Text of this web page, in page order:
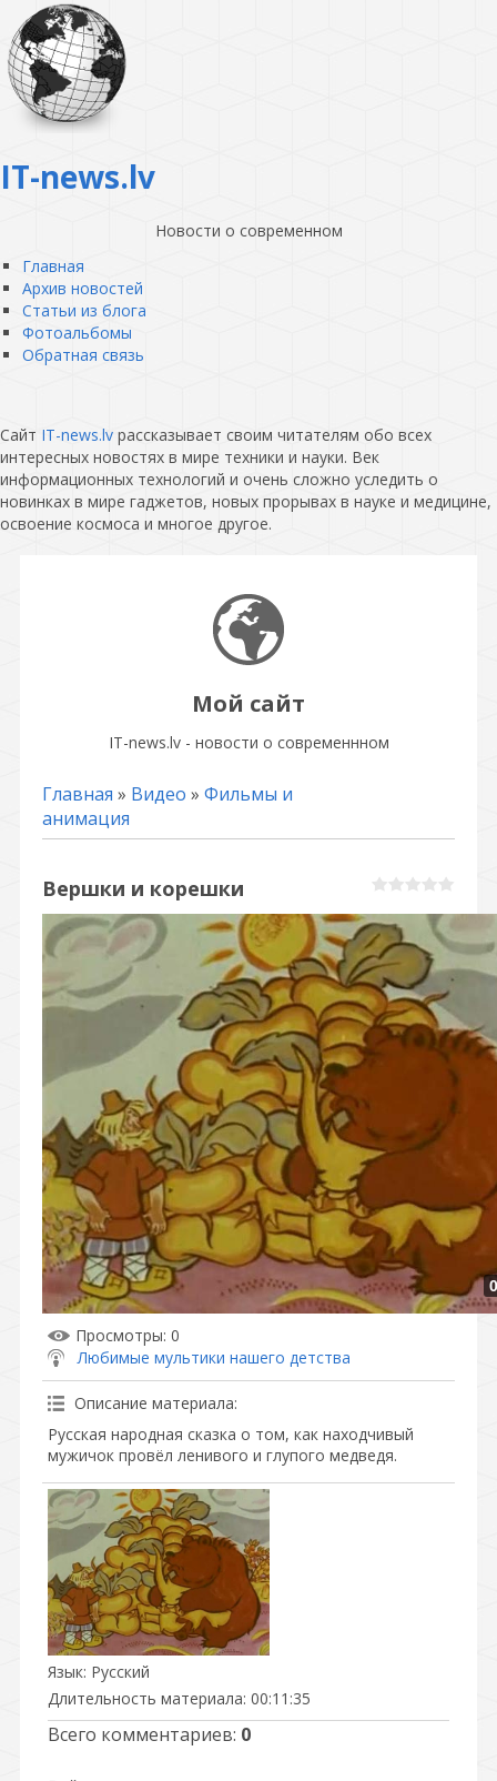
IT-news.lv
Новости о современном
Главная
Архив новостей
Статьи из блога
Фотоальбомы
Обратная связь
Сайт IT-news.lv рассказывает своим читателям обо всех
интересных новостях в мире техники и науки. Век
информационных технологий и очень сложно уследить о
новинках в мире гаджетов, новых прорывах в науке и медицине,
освоение космоса и многое другое.
Мой сайт
IT-news.lv - новости о современнном
Главная » Видео » Фильмы и
анимация
Вершки и корешки
Просмотры: 0
Любимые мультики нашего детства
Описание материала:
Русская народная сказка о том, как находчивый
мужичок провёл ленивого и глупого медведя.
Язык: Русский
Длительность материала: 00:11:35
Всего комментариев: 0